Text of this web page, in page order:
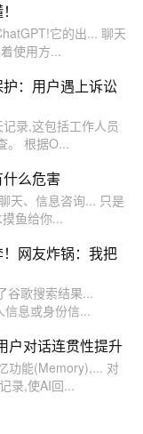
它的出... 聊天
使用方...
：用户遇上诉讼
录,这包括工作人员
。 根据O...
么危害
天、信息咨询... 只是
鱼给你...
网友炸锅：我把
谷歌搜索结果...
息或身份信...
户对话连贯性提升
功能(Memory),... 对
录,使AI回...